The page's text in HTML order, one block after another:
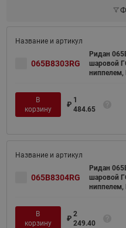
065B8303RG
Ридан
шаровой
ниппелем,
В
корзину
₽
1
484.65
065B8304RG
Ридан
шаровой
ниппелем,
В
корзину
₽
2
249.40